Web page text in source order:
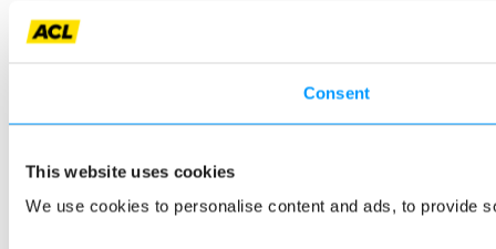
Consent
This website uses cookies
We use cookies to personalise content and ads, to provide